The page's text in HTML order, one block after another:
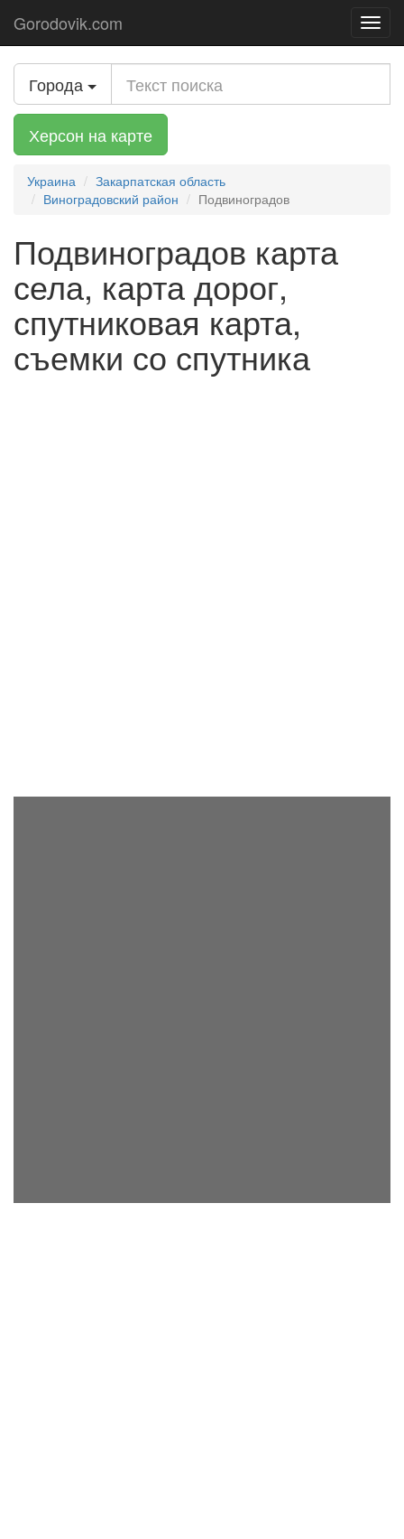
Gorodovik.com
Города
Херсон на карте
Украина
Закарпатская область
Виноградовский район
Подвиноградов
Подвиноградов карта
села, карта дорог,
спутниковая карта,
съемки со спутника